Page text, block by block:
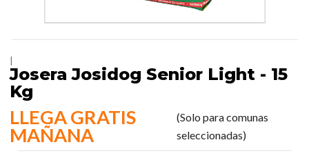
Josera Josidog Senior Light - 15
Kg
LLEGA GRATIS
MAÑANA
(Solo para comunas
seleccionadas)